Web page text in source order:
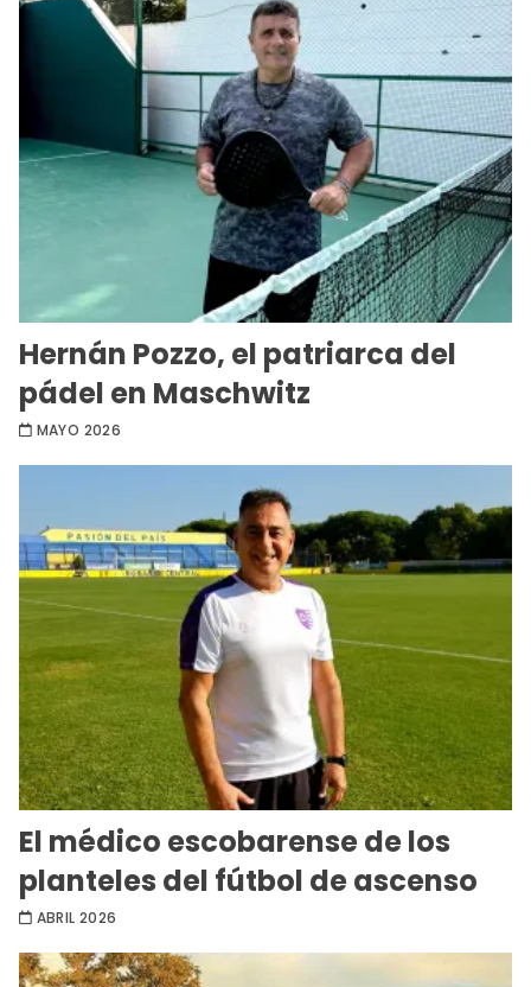
Hernán Pozzo, el patriarca del
pádel en Maschwitz
MAYO 2026
El médico escobarense de los
planteles del fútbol de ascenso
ABRIL 2026